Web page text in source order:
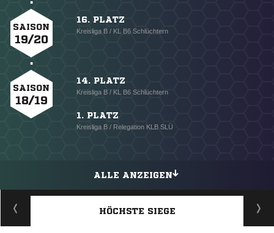
SAISON
19/20
16. PLATZ
Kreisliga B / KL B6 Schlüchtern
SAISON
18/19
14. PLATZ
Kreisliga B / KL B6 Schlüchtern
1. PLATZ
Kreisliga B / Relegation KLB SLÜ
ALLE ANZEIGEN
HÖCHSTE SIEGE